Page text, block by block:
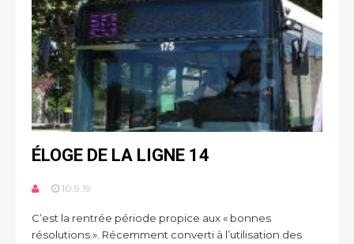
ÉLOGE DE LA LIGNE 14
10.9.19
C’est la rentrée période propice aux « bonnes
résolutions ». Récemment converti à l’utilisation des